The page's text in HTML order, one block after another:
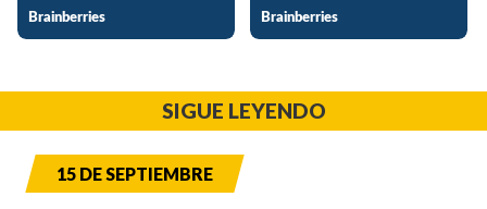
SIGUE LEYENDO
15 DE SEPTIEMBRE